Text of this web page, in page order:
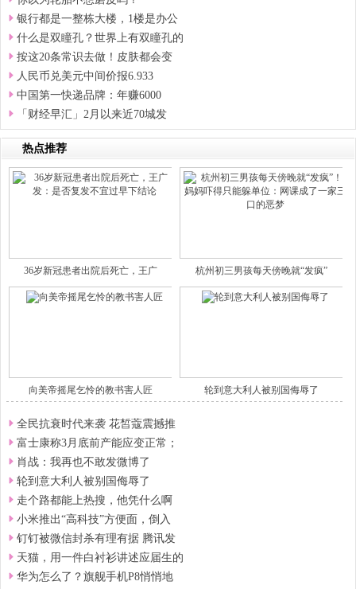
银行都是一整栋大楼，1楼是办公
什么是双瞳孔？世界上有双瞳孔的
按这20条常识去做！皮肤都会变
人民币兑美元中间价报6.933
中国第一快递品牌：年赚6000
「财经早汇」2月以来近70城发
热点推荐
36岁新冠患者出院后死亡，王广 杭州初三男孩每天傍晚就“发疯”
向美帝摇尾乞怜的教书害人匠 轮到意大利人被别国侮辱了
全民抗衰时代来袭 花皙蔻震撼推
富士康称3月底前产能应变正常；
肖战：我再也不敢发微博了
轮到意大利人被别国侮辱了
走个路都能上热搜，他凭什么啊
小米推出“高科技”方便面，倒入
钉钉被微信封杀有理有据 腾讯发
天猫，用一件白衬衫讲述应届生的
华为怎么了？旗舰手机P8悄悄地